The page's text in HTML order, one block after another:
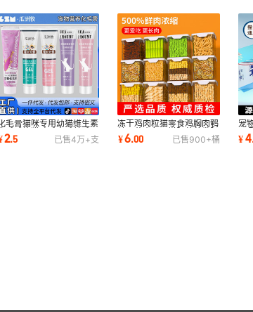
毛膏猫咪专用幼猫维生素
化毛球片猫吐毛去毛美毛用
狗狗营养膏
2.5 已售4万+支
冻干鸡肉粒猫零食鸡胸肉鹌
鹑蛋黄小鱼干增肥营养发腮
条猫粮猫咪桶
¥6.00 已售900+桶
宠
耳
耳
¥4